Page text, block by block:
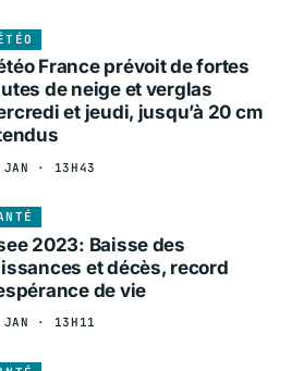
France prévoit de fortes
de neige et verglas
et jeudi, jusqu’à 20 cm
· 13H43
2023: Baisse des
et décès, record
de vie
· 13H11